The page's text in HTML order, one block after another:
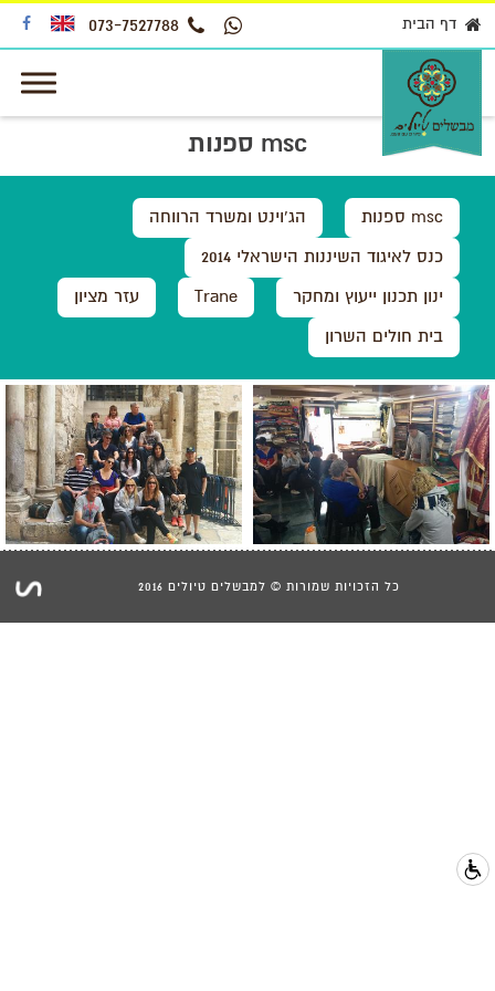
דף הבית 073-7527788
ספנות msc
ספנות msc הג'וינט ומשרד הרווחה
כנס לאיגוד השיננות הישראלי 2014
ינון תכנון ייעוץ ומחקר Trane עזר מציון
בית חולים השרון
כל הזכויות שמורות © למבשלים טיולים 2016